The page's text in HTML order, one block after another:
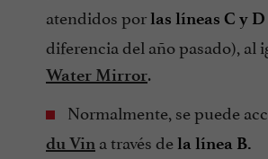
atendidos porlas líneas C y D
diferencia del año pasado), al
Water Mirror.
Normalmente, se puede
du Vin a través dela línea B.